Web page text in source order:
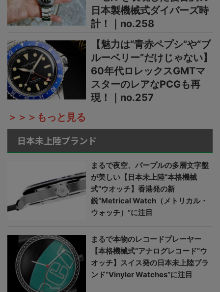
日本製機械式ダイバーズ時
計！｜no.258
【魅力は“青赤ペプシ”や“ブ
ルーベリー”だけじゃない】
60年代ロレックスGMTマ
スターのレアなPCGも再
現！｜no.257
＞＞＞もっと見る
日本未上陸ブランド
まるで夜空、パープルの多層文字盤
が美しい【日本未上陸“本格機械
式”ウオッチ】香港発の新
鋭“Metrical Watch（メトリカル・
ウォッチ）”に注目
まるで本物のレコードプレーヤー
【本格機械式“アナログレコード”ウ
オッチ】スイス発の日本未上陸ブラ
ンド“Vinyler Watches”に注目